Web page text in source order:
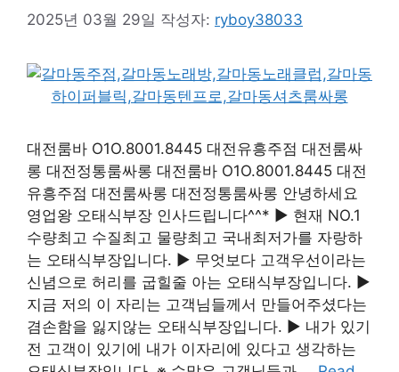
2025년 03월 29일 작성자: ryboy38033
대전룸바 O1O.8001.8445 대전유흥주점 대전룸싸
롱 대전정통룸싸롱 대전룸바 O1O.8001.8445 대전
유흥주점 대전룸싸롱 대전정통룸싸롱 안녕하세요
영업왕 오태식부장 인사드립니다^^* ▶ 현재 NO.1
수량최고 수질최고 물량최고 국내최저가를 자랑하
는 오태식부장입니다. ▶ 무엇보다 고객우선이라는
신념으로 허리를 굽힐줄 아는 오태식부장입니다. ▶
지금 저의 이 자리는 고객님들께서 만들어주셨다는
겸손함을 잃지않는 오태식부장입니다. ▶ 내가 있기
전 고객이 있기에 내가 이자리에 있다고 생각하는